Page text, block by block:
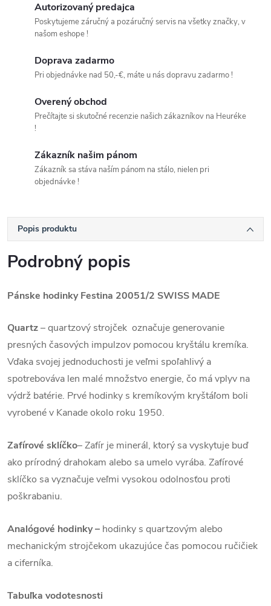
Autorizovaný predajca
Poskytujeme záručný a pozáručný servis na všetky značky, v
našom eshope !
Doprava zadarmo
Pri objednávke nad 50,-€, máte u nás dopravu zadarmo !
Overený obchod
Prečítajte si skutočné recenzie našich zákazníkov na Heuréke
!
Zákazník našim pánom
Zákazník sa stáva naším pánom na stálo, nielen pri
objednávke !
Popis produktu
Podrobný popis
Pánske hodinky Festina 20051/2 SWISS MADE
Quartz– quartzový strojček označuje generovanie
presných časových impulzov pomocou kryštálu kremíka.
Vďaka svojej jednoduchosti je veľmi spoľahlivý a
spotrebováva len malé množstvo energie, čo má vplyv na
výdrž batérie. Prvé hodinky s kremíkovým kryštáľom boli
vyrobené v Kanade okolo roku 1950.
Zafírové sklíčko– Zafír je minerál, ktorý sa vyskytuje buď
ako prírodný drahokam alebo sa umelo vyrába. Zafírové
sklíčko sa vyznačuje veľmi vysokou odolnosťou proti
poškrabaniu.
Analógové hodinky – hodinky s quartzovým alebo
mechanickým strojčekom ukazujúce čas pomocou ručičiek
a ciferníka.
Tabuľka vodotesnosti